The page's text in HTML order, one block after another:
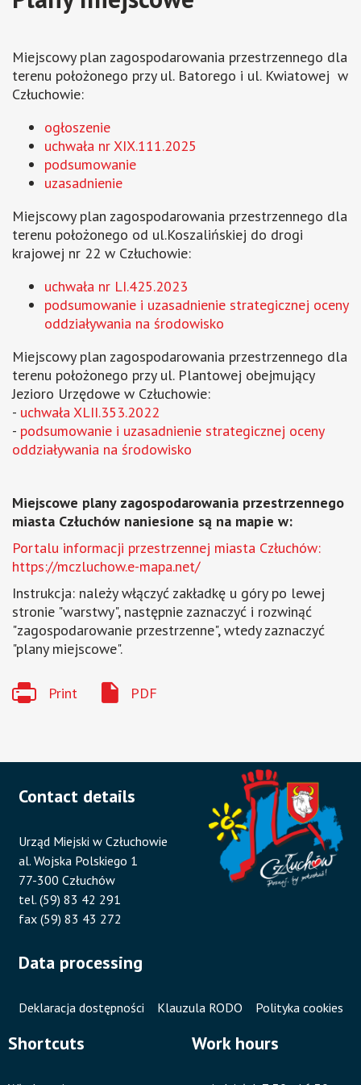
Miejscowy plan zagospodarowania przestrzennego dla
terenu położonego przy ul. Batorego i ul. Kwiatowej w
Człuchowie:
ogłoszenie
uchwała nr XIX.111.2025
podsumowanie
uzasadnienie
Miejscowy plan zagospodarowania przestrzennego dla
terenu położonego od ul.Koszalińskiej do drogi
krajowej nr 22 w Człuchowie:
uchwała nr LI.425.2023
podsumowanie i uzasadnienie strategicznej oceny
oddziaływania na środowisko
Miejscowy plan zagospodarowania przestrzennego dla
terenu położonego przy ul. Plantowej obejmujący
Jezioro Urzędowe w Człuchowie:
- uchwała XLII.353.2022
- podsumowanie i uzasadnienie strategicznej oceny
oddziaływania na środowisko
Miejscowe plany zagospodarowania przestrzennego
miasta Człuchów naniesione są na mapie w:
Portalu informacji przestrzennej miasta Człuchów:
https://mczluchow.e-mapa.net/
Instrukcja: należy włączyć zakładkę u góry po lewej
stronie "warstwy", następnie zaznaczyć i rozwinąć
"zagospodarowanie przestrzenne", wtedy zaznaczyć
"plany miejscowe".
Print PDF
Contact details
Urząd Miejski w Człuchowie
al. Wojska Polskiego 1
77-300 Człuchów
tel. (59) 83 42 291
fax (59) 83 43 272
Data processing
Deklaracja dostępności Klauzula RODO Polityka cookies
Shortcuts Work hours